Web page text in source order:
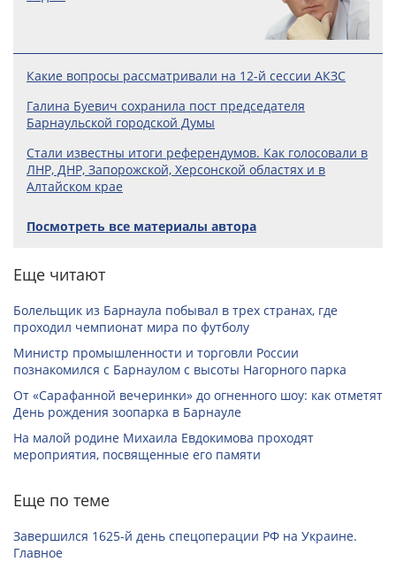
Какие вопросы рассматривали на 12-й сессии АКЗС
Галина Буевич сохранила пост председателя
Барнаульской городской Думы
Стали известны итоги референдумов. Как голосовали в
ЛНР, ДНР, Запорожской, Херсонской областях и в
Алтайском крае
Посмотреть все материалы автора
Еще читают
Болельщик из Барнаула побывал в трех странах, где
проходил чемпионат мира по футболу
Министр промышленности и торговли России
познакомился с Барнаулом с высоты Нагорного парка
От «Сарафанной вечеринки» до огненного шоу: как отметят
День рождения зоопарка в Барнауле
На малой родине Михаила Евдокимова проходят
мероприятия, посвященные его памяти
Еще по теме
Завершился 1625-й день спецоперации РФ на Украине.
Главное